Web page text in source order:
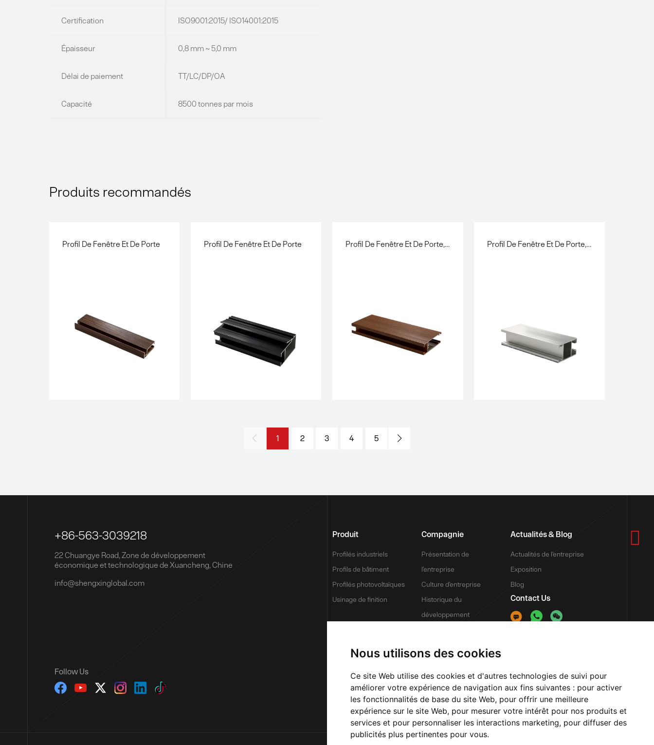
Nous utilisons des cookies
Ce site Web utilise des cookies et d'autres technologies de suivi pour
améliorer votre expérience de navigation aux fins suivantes : pour activer
les fonctionnalités de base du site Web, pour offrir une meilleure
expérience sur le site Web, pour mesurer votre intérêt pour nos produits et
services et pour personnaliser les interactions marketing, pour diffuser des
publicités plus pertinentes pour vous.
Certification ISO9001:2015/ ISO14001:2015
Épaisseur 0,8 mm ~ 5,0 mm
Délai de paiement TT/LC/DP/OA
Capacité 8500 tonnes par mois
Produits recommandés
Profil De Fenêtre Et De Porte Profil De Fenêtre Et De Porte Profil De Fenêtre Et De Porte, Transfert En Bois Profil De Fenêtre Et De Porte, Revêtement En Poudre Blanc
1 2 3 4 5

+86-563-3039218
22 Chuangye Road, Zone de développement
économique et technologique de Xuancheng, Chine
info@shengxinglobal.com
Follow Us
Produit
Profilés industriels
Profils de bâtiment
Profilés photovoltaïques
Usinage de finition
Compagnie
Présentation de
l’entreprise
Culture d’entreprise
Historique du
développement
Innover
Actualités & Blog
Actualités de l’entreprise
Exposition
Blog
Contact Us